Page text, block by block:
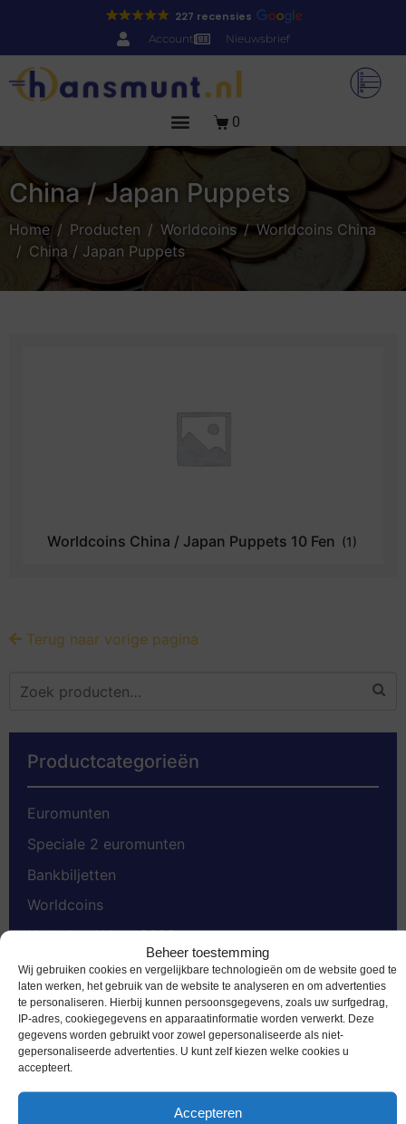
Beheer toestemming
Wij gebruiken cookies en vergelijkbare technologieën om de website goed te
laten werken, het gebruik van de website te analyseren en om advertenties
te personaliseren. Hierbij kunnen persoonsgegevens, zoals uw surfgedrag,
IP-adres, cookiegegevens en apparaatinformatie worden verwerkt. Deze
gegevens worden gebruikt voor zowel gepersonaliseerde als niet-
gepersonaliseerde advertenties. U kunt zelf kiezen welke cookies u
accepteert.
Accepteren
227 recensies
Account Nieuwsbrief
0
China / Japan Puppets
Home Producten Worldcoins
Worldcoins China
China / Japan Puppets
Worldcoins China / Japan Puppets 10 Fen (1)
Terug naar vorige pagina
Productcategorieën
Euromunten
Speciale 2 euromunten
Bankbiljetten
Worldcoins
Nederland Voor 2002
Gold Coins
Dukaten
Penningen
Accessoires